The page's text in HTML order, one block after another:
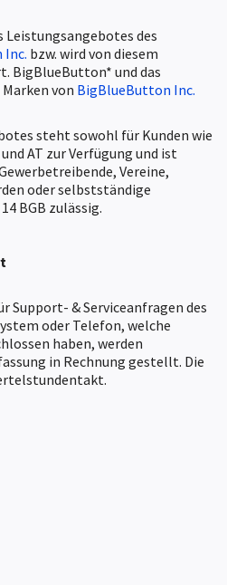
des
Inc. bzw. wird von diesem
BigBlueButton* und das
von BigBlueButton Inc.
steht sowohl für Kunden wie
AT zur Verfügung und ist
Vereine,
oder selbstständige
BGB zulässig.
Support- & Serviceanfragen des
oder Telefon, welche
haben, werden
in Rechnung gestellt. Die